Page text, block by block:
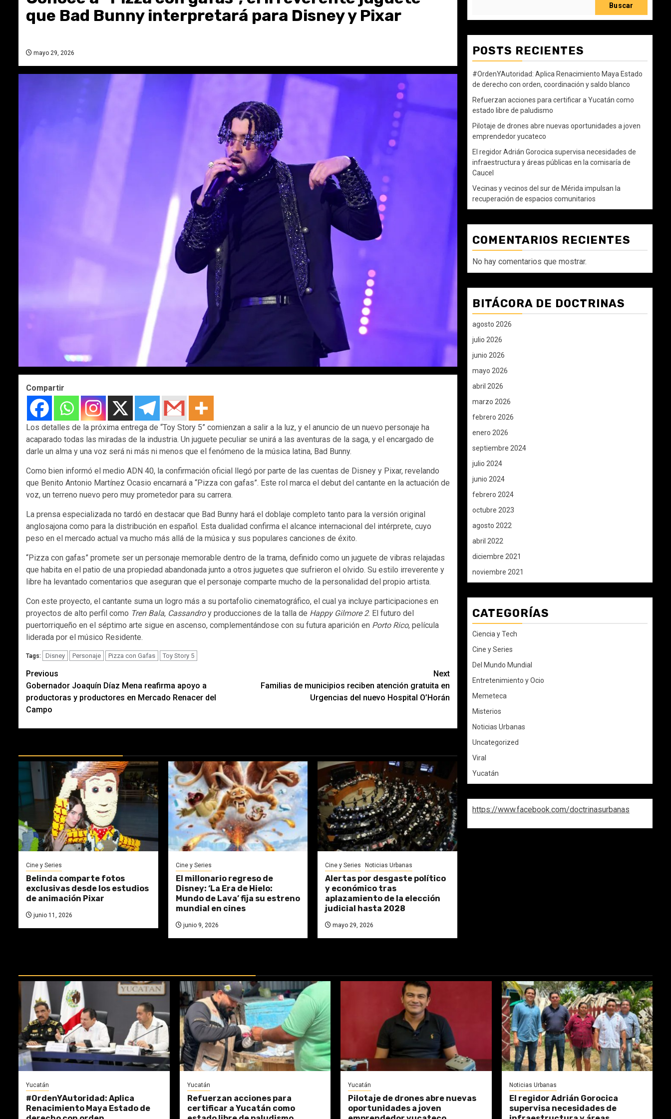
que Bad Bunny interpretará para Disney y Pixar
mayo 29, 2026
Compartir
Los detalles de la próxima entrega de “Toy Story 5” comienzan a salir a la luz, y el anuncio de un nuevo personaje ha
acaparado todas las miradas de la industria. Un juguete peculiar se unirá a las aventuras de la saga, y el encargado de
darle un alma y una voz será ni más ni menos que el fenómeno de la música latina, Bad Bunny.
Como bien informó el medio ADN 40, la confirmación oficial llegó por parte de las cuentas de Disney y Pixar, revelando
que Benito Antonio Martínez Ocasio encarnará a “Pizza con gafas”. Este rol marca el debut del cantante en la actuación de
voz, un terreno nuevo pero muy prometedor para su carrera.
La prensa especializada no tardó en destacar que Bad Bunny hará el doblaje completo tanto para la versión original
anglosajona como para la distribución en español. Esta dualidad confirma el alcance internacional del intérprete, cuyo
peso en el mercado actual va mucho más allá de la música y sus populares canciones de éxito.
“Pizza con gafas” promete ser un personaje memorable dentro de la trama, definido como un juguete de vibras relajadas
que habita en el patio de una propiedad abandonada junto a otros juguetes que sufrieron el olvido. Su estilo irreverente y
libre ha levantado comentarios que aseguran que el personaje comparte mucho de la personalidad del propio artista.
Con este proyecto, el cantante suma un logro más a su portafolio cinematográfico, el cual ya incluye participaciones en
proyectos de alto perfil como Tren Bala, Cassandroy producciones de la talla de Happy Gilmore 2. El futuro del
puertorriqueño en el séptimo arte sigue en ascenso, complementándose con su futura aparición en Porto Rico, película
liderada por el músico Residente.
Tags: Disney Personaje Pizza con Gafas Toy Story 5
Post
navigation
Previous
Gobernador Joaquín Díaz Mena reafirma apoyo a
productoras y productores en Mercado Renacer del
Campo
Next
Familias de municipios reciben atención gratuita en
Urgencias del nuevo Hospital O’Horán
Cine y Series
Belinda comparte fotos
exclusivas desde los estudios
de animación Pixar
junio 11, 2026
Cine y Series
El millonario regreso de
Disney: ‘La Era de Hielo:
Mundo de Lava’ fija su estreno
mundial en cines
junio 9, 2026
Cine y Series Noticias Urbanas
Alertas por desgaste político
y económico tras
aplazamiento de la elección
judicial hasta 2028
mayo 29, 2026
Buscar
POSTS RECIENTES
#OrdenYAutoridad: Aplica Renacimiento Maya Estado
de derecho con orden, coordinación y saldo blanco
Refuerzan acciones para certificar a Yucatán como
estado libre de paludismo
Pilotaje de drones abre nuevas oportunidades a joven
emprendedor yucateco
El regidor Adrián Gorocica supervisa necesidades de
infraestructura y áreas públicas en la comisaría de
Caucel
Vecinas y vecinos del sur de Mérida impulsan la
recuperación de espacios comunitarios
COMENTARIOS RECIENTES
No hay comentarios que mostrar.
BITÁCORA DE DOCTRINAS
agosto 2026
julio 2026
junio 2026
mayo 2026
abril 2026
marzo 2026
febrero 2026
enero 2026
septiembre 2024
julio 2024
junio 2024
febrero 2024
octubre 2023
agosto 2022
abril 2022
diciembre 2021
noviembre 2021
CATEGORÍAS
Ciencia y Tech
Cine y Series
Del Mundo Mundial
Entretenimiento y Ocio
Memeteca
Misterios
Noticias Urbanas
Uncategorized
Viral
Yucatán
https://www.facebook.com/doctrinasurbanas
Yucatán
#OrdenYAutoridad: Aplica
Renacimiento Maya Estado de
Yucatán
Refuerzan acciones para
certificar a Yucatán como
Yucatán
Pilotaje de drones abre nuevas
oportunidades a joven
Noticias Urbanas
El regidor Adrián Gorocica
supervisa necesidades de